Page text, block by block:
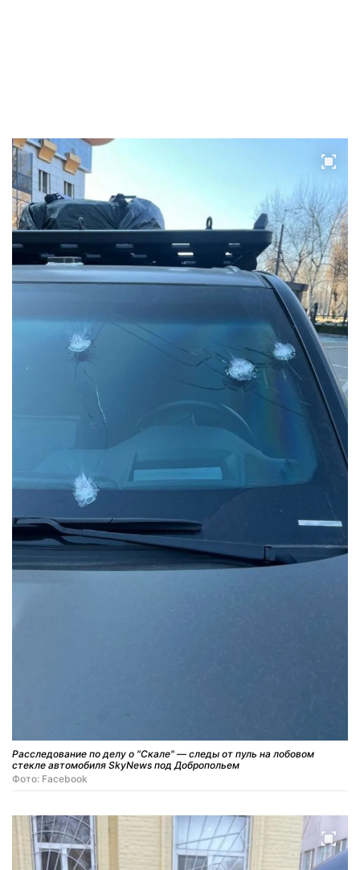
Расследование по делу о "Скале" — следы от пуль на лобовом
стекле автомобиля SkyNews под Добропольем
Фото: Facebook